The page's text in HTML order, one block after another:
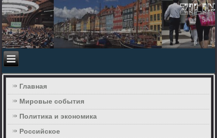
Главная
Мировые события
Политика и экономика
Российское